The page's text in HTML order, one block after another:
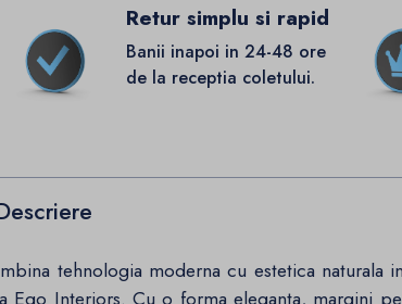
Retur simplu si rapid
Banii inapoi in 24-48 ore
de la receptia coletului.
tehnologia moderna cu estetica naturala